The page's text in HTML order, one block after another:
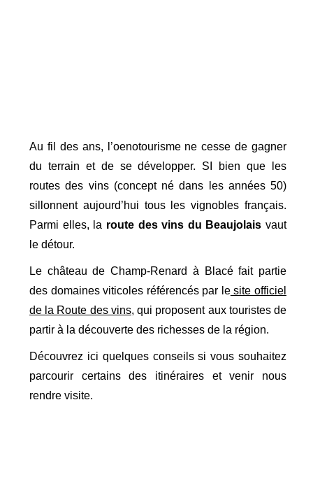
Au fil des ans, l’oenotourisme ne cesse de gagner
du terrain et de se développer. SI bien que les
routes des vins (concept né dans les années 50)
sillonnent aujourd’hui tous les vignobles français.
Parmi elles, la route des vins du Beaujolais vaut
le détour.
Le château de Champ-Renard à Blacé fait partie
des domaines viticoles référencés par lesite officiel
de la Route des vins, qui proposent aux touristes de
partir à la découverte des richesses de la région.
Découvrez ici quelques conseils si vous souhaitez
parcourir certains des itinéraires et venir nous
rendre visite.